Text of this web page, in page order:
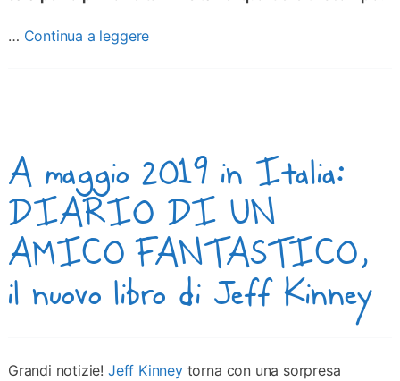
… Continua a leggere
A maggio 2019 in Italia:
DIARIO DI UN
AMICO FANTASTICO,
il nuovo libro di Jeff Kinney
Grandi notizie! Jeff Kinneytorna con una sorpresa